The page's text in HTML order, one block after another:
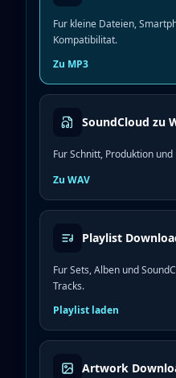
Fur kleine Dateien,
Kompatibilitat.
Zu MP3
SoundCloud zu
Fur Schnitt, Produktion
Zu WAV
Playlist
Fur Sets, Alben und
Tracks.
Playlist laden
Artwork